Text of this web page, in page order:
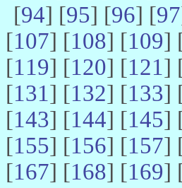
[94] [95] [96] [97
[107] [108] [109]
[119] [120] [121]
[131] [132] [133]
[143] [144] [145]
[155] [156] [157]
[167] [168] [169]